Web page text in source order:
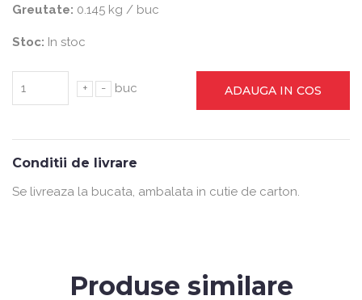
Greutate: 0.145 kg / buc
Stoc: In stoc
+ - buc ADAUGA IN COS
Conditii de livrare
Se livreaza la bucata, ambalata in cutie de carton.
Produse similare